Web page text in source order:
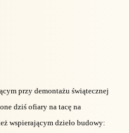
przy demontażu świątecznej
dziś ofiary na tacę na
wspierającym dzieło budowy: